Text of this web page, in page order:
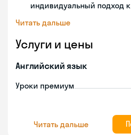
индивидуальный подход
Читать дальше
Услуги и цены
Английский язык
Уроки премиум
Читать дальше